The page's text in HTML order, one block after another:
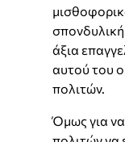
άξια
αυτού του
πολιτών.
Όμως για